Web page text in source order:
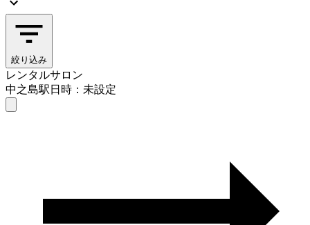
絞り込み
レンタルサロン
中之島駅日時：未設定